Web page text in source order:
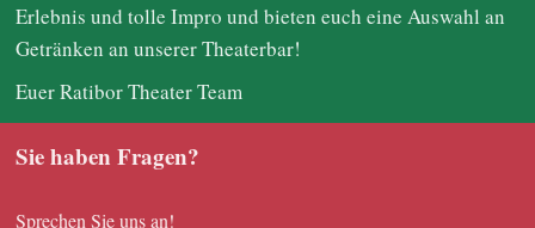
Erlebnis und tolle Impro und bieten euch eine Auswahl an
Getränken an unserer Theaterbar!
Euer Ratibor Theater Team
Sie haben Fragen?
Sprechen Sie uns an!